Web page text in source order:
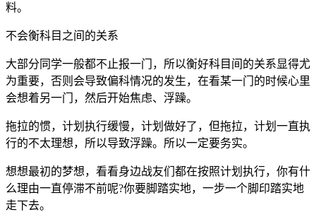
料。
不会衡科目之间的关系
大部分同学一般都不止报一门，所以衡好科目间的关系显得尤
为重要，否则会导致偏科情况的发生，在看某一门的时候心里
会想着另一门，然后开始焦虑、浮躁。
拖拉的惯，计划执行缓慢，计划做好了，但拖拉，计划一直执
行的不太理想，所以导致浮躁。所以一定要务实。
想想最初的梦想，看看身边战友们都在按照计划执行，你有什
么理由一直停滞不前呢?你要脚踏实地，一步一个脚印踏实地
走下去。